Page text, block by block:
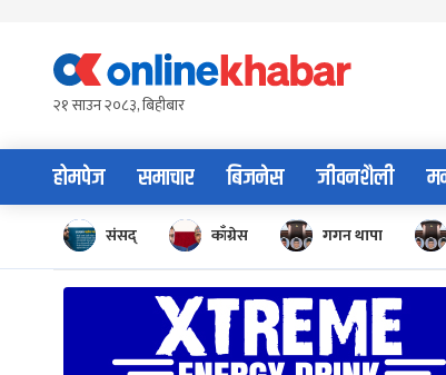
content२१ साउन २०८३, बिहीबार
होमपेज समाचार बिजनेस जीवनशैली
संसद् काँग्रेस गगन थापा